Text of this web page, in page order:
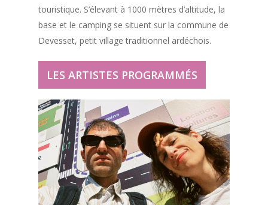
touristique. S’élevant à 1000 mètres d’altitude, la
base et le camping se situent sur la commune de
Devesset, petit village traditionnel ardéchois.
LES ARTISTES PROGRAMMÉS